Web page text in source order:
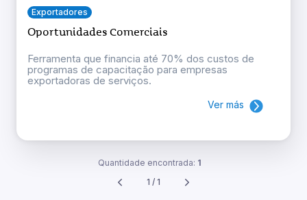
Exportadores
Oportunidades Comerciais
Ferramenta que financia até 70% dos custos de
programas de capacitação para empresas
exportadoras de serviços.
Ver más
Quantidade encontrada: 1
1 / 1